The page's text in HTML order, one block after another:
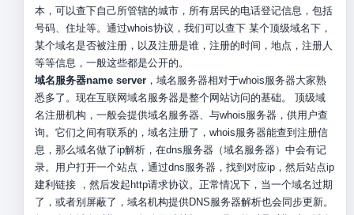
本，可以查下自己所管辖的城市，所有居民的电话登记信息，包括
号码、住址等。通过whois协议，我们可以查下 某个顶级域名下，
某个域名是否被注册，以及注册是谁，注册的时间，地点，注册人
等等信息，一般这些都是公开的。
域名服务器name server，域名服务器相对于whois服务器大家熟
悉多了。现在互联网域名服务器是整个网站访问的基础。 顶级域
名注册机构，一般会提供域名服务器、与whois服务器，供用户查
询。它们之间有联系的，域名注册了，whois服务器能查到注册信
息，那么域名做了ip解析，在dns服务器（域名服务器）中会有记
录。用户打开一个站点，通过dns服务器，找到对应ip，然后站点ip
建利链接 ，然后发起http请求协议。正常情况下，当一个域名过期
了，或者别屏蔽了，域名机构提供DNS服务器解析也会同步更新。